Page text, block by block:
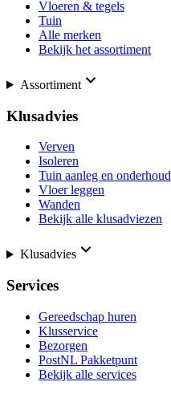
Vloeren & tegels
Tuin
Alle merken
Bekijk het assortiment
Assortiment
Klusadvies
Verven
Isoleren
Tuin aanleg en onderhoud
Vloer leggen
Wanden
Bekijk alle klusadviezen
Klusadvies
Services
Gereedschap huren
Klusservice
Bezorgen
PostNL Pakketpunt
Bekijk alle services